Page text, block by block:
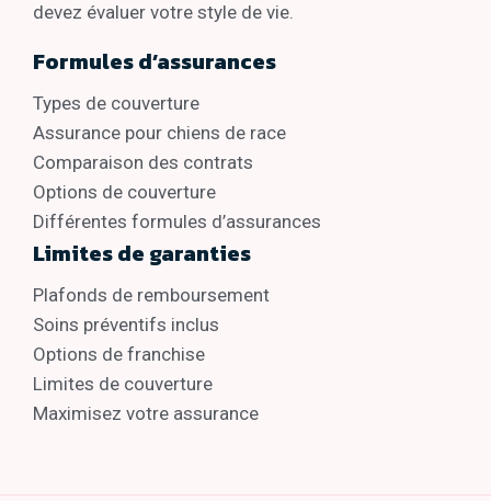
devez évaluer votre style de vie.
Formules d’assurances
Types de couverture
Assurance pour chiens de race
Comparaison des contrats
Options de couverture
Différentes formules d’assurances
Limites de garanties
Plafonds de remboursement
Soins préventifs inclus
Options de franchise
Limites de couverture
Maximisez votre assurance